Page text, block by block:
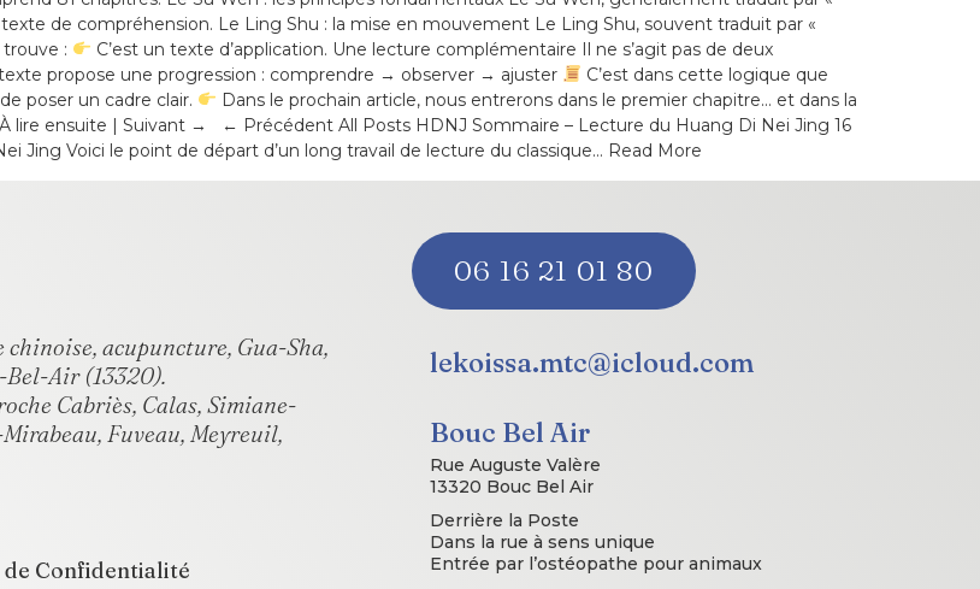
texte de compréhension. Le Ling Shu : la mise en mouvement Le Ling Shu, souvent traduit par «
:
C’est un texte d’application. Une lecture complémentaire Il ne s’agit pas de deux
propose une progression : comprendre → observer → ajuster
C’est dans cette logique que
poser un cadre clair.
Dans le prochain article, nous entrerons dans le premier chapitre… et dans la
ensuite | Suivant → ← Précédent All Posts HDNJ Sommaire – Lecture du Huang Di Nei Jing 16
Jing Voici le point de départ d’un long travail de lecture du classique… Read More
acupuncture, Gua-Sha,
Air (13320).
Cabriès, Calas, Simiane-
Fuveau, Meyreuil,
Confidentialité
06 16 21 01 80
lekoissa.mtc@icloud.com
Bouc Bel Air
Rue Auguste Valère
13320 Bouc Bel Air
Derrière la Poste
Dans la rue à sens unique
Entrée par l’ostéopathe pour animaux